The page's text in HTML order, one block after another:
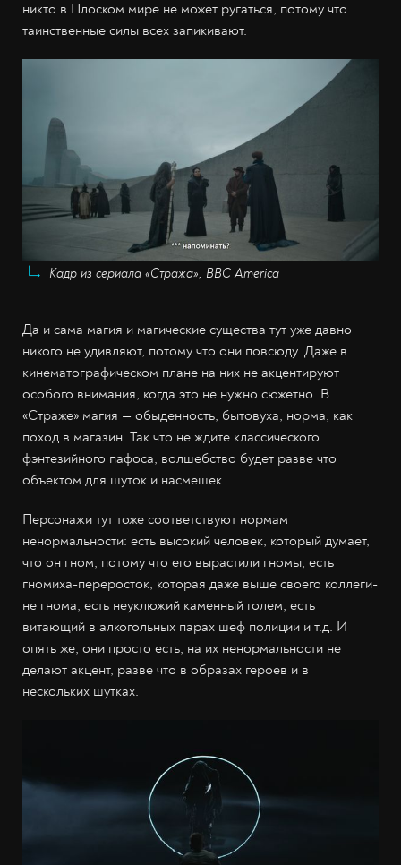
никто в Плоском мире не может ругаться, потому что
таинственные силы всех запикивают.
Кадр из сериала «Стража», BBC America
Да и сама магия и магические существа тут уже давно
никого не удивляют, потому что они повсюду. Даже в
кинематографическом плане на них не акцентируют
особого внимания, когда это не нужно сюжетно. В
«Страже» магия — обыденность, бытовуха, норма, как
поход в магазин. Так что не ждите классического
фэнтезийного пафоса, волшебство будет разве что
объектом для шуток и насмешек.
Персонажи тут тоже соответствуют нормам
ненормальности: есть высокий человек, который думает,
что он гном, потому что его вырастили гномы, есть
гномиха-переросток, которая даже выше своего коллеги-
не гнома, есть неуклюжий каменный голем, есть
витающий в алкогольных парах шеф полиции и т.д. И
опять же, они просто есть, на их ненормальности не
делают акцент, разве что в образах героев и в
нескольких шутках.